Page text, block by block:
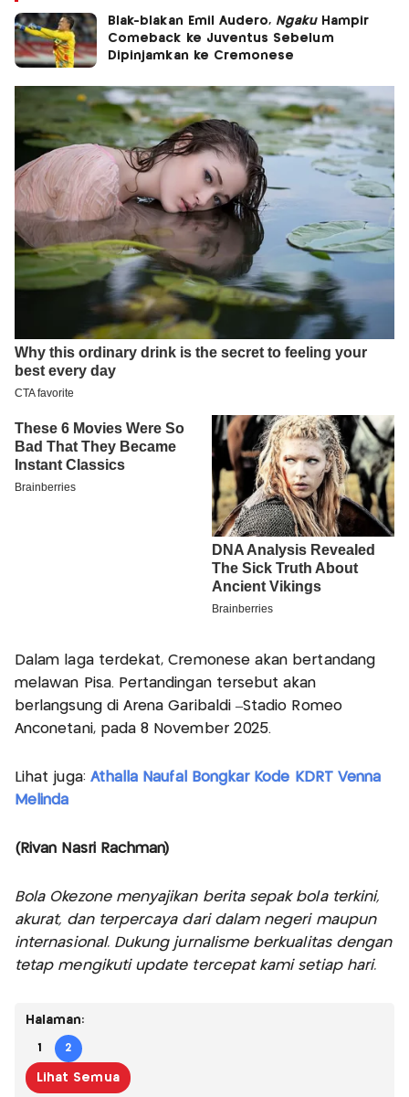
Blak-blakan Emil Audero, NgakuHampir
Comeback ke Juventus Sebelum
Dipinjamkan ke Cremonese
Dalam laga terdekat, Cremonese akan bertandang
melawan Pisa. Pertandingan tersebut akan
berlangsung di Arena Garibaldi –Stadio Romeo
Anconetani, pada 8 November 2025.
Lihat juga: Athalla Naufal Bongkar Kode KDRT Venna
Melinda
(Rivan Nasri Rachman)
Bola Okezone menyajikan berita sepak bola terkini,
akurat, dan terpercaya dari dalam negeri maupun
internasional. Dukung jurnalisme berkualitas dengan
tetap mengikuti update tercepat kami setiap hari.
Halaman:
1 2
Lihat Semua